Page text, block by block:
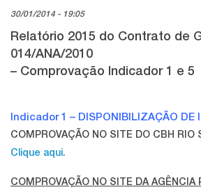
30/01/2014 - 19:05
Relatório 2015 do Contrato de
014/ANA/2010
– Comprovação Indicador 1 e 5
Indicador 1 – DISPONIBILIZAÇÃO DE
COMPROVAÇÃO NO SITE DO CBH RIO
Clique aqui.
COMPROVAÇÃO NO SITE DA AGÊNCIA